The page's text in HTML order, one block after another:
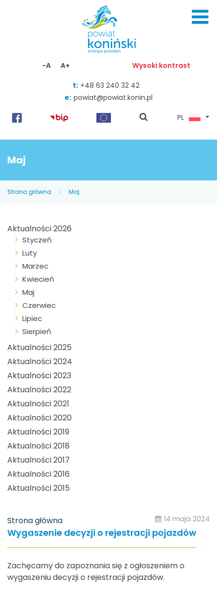
-A A+ Wysoki kontrast
t: +48 63 240 32 42
e: powiat@powiat.konin.pl
pokaż
PL
Maj
Strona główna Maj
Aktualności 2026
Styczeń
Luty
Marzec
Kwiecień
Maj
Czerwiec
Lipiec
Sierpień
Aktualności 2025
Aktualności 2024
Aktualności 2023
Aktualności 2022
Aktualności 2021
Aktualności 2020
Aktualności 2019
Aktualności 2018
Aktualności 2017
Aktualności 2016
Aktualności 2015
Strona główna 14 maja 2024
Wygaszenie decyzji o rejestracji pojazdów
Zachęcamy do zapoznania się z ogłoszeniem o
wygaszeniu decyzji o rejestracji pojazdów.